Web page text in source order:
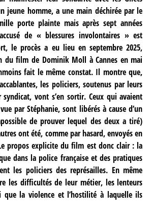
jeune homme, a une main déchirée par le
porte plainte mais après sept années
de « blessures involontaires » est
le procès a eu lieu en septembre 2025,
du film de Dominik Moll à Cannes en mai
fait le même constat. Il montre que,
les policiers, soutenus par leurs
vont s’en sortir. Ceux qui avaient
par Stéphanie, sont libérés à cause d’un
de prouver lequel des deux a tiré)
ont été, comme par hasard, envoyés en
propos explicite du film est donc clair : la
dans la police française et des pratiques
les policiers des représailles. En même
les difficultés de leur métier, les lenteurs
que la violence et l’hostilité à laquelle ils